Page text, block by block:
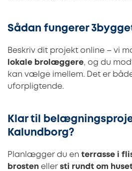
Sådan fungerer
Beskriv dit projekt online – vi
lokale brolæggere, og du
kan vælge imellem. Det er
uforpligtende.
Klar til
Kalundborg?
Planlægger du en terrasse i
brosten eller sti rundt om